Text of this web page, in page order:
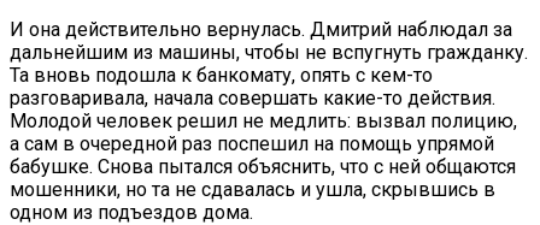
И она действительно вернулась. Дмитрий наблюдал за
дальнейшим из машины, чтобы не вспугнуть гражданку.
Та вновь подошла к банкомату, опять с кем-то
разговаривала, начала совершать какие-то действия.
Молодой человек решил не медлить: вызвал полицию,
а сам в очередной раз поспешил на помощь упрямой
бабушке. Снова пытался объяснить, что с ней общаются
мошенники, но та не сдавалась и ушла, скрывшись в
одном из подъездов дома.